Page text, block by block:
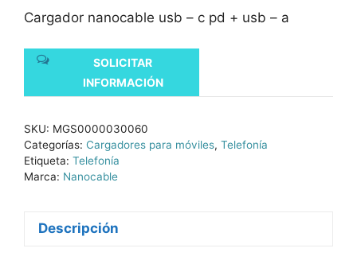
Cargador nanocable usb – c pd + usb – a
SOLICITAR
INFORMACIÓN
SKU: MGS0000030060
Categorías: Cargadores para móviles, Telefonía
Etiqueta: Telefonía
Marca: Nanocable
Descripción